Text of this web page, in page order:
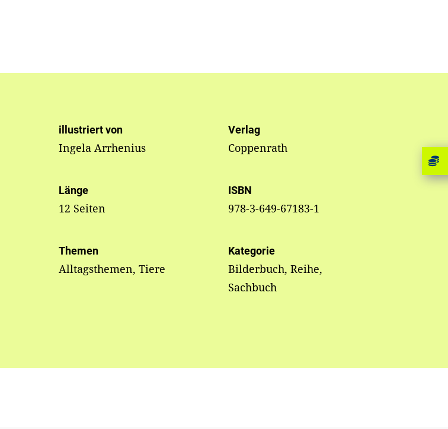
illustriert von
Ingela Arrhenius
Verlag
Coppenrath
Länge
12 Seiten
ISBN
978-3-649-67183-1
Themen
Alltagsthemen, Tiere
Kategorie
Bilderbuch, Reihe,
Sachbuch